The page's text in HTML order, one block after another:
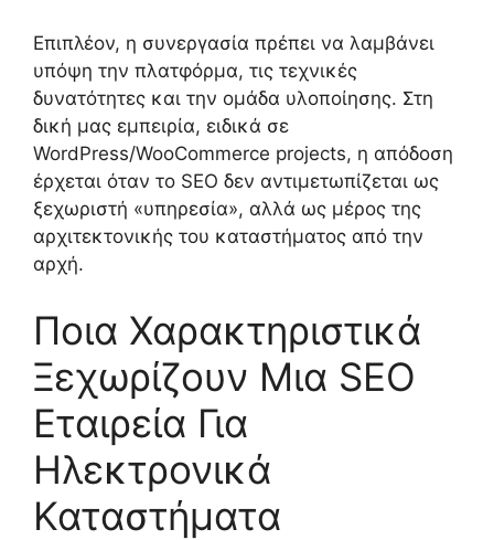
Επιπλέον, η συνεργασία πρέπει να λαμβάνει
υπόψη την πλατφόρμα, τις τεχνικές
δυνατότητες και την ομάδα υλοποίησης. Στη
δική μας εμπειρία, ειδικά σε
WordPress/WooCommerce projects, η απόδοση
έρχεται όταν το SEO δεν αντιμετωπίζεται ως
ξεχωριστή «υπηρεσία», αλλά ως μέρος της
αρχιτεκτονικής του καταστήματος από την
αρχή.
Ποια Χαρακτηριστικά
Ξεχωρίζουν Μια SEO
Εταιρεία Για
Ηλεκτρονικά
Καταστήματα